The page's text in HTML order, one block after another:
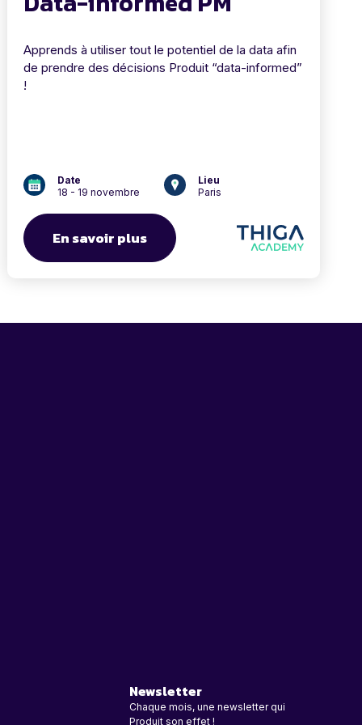
Apprends à utiliser tout le potentiel de la data afin
de prendre des décisions Produit “data-informed”
!
Date
18 - 19 novembre
Lieu
Paris
En savoir plus
Newsletter
Chaque mois, une newsletter qui
Produit son effet !